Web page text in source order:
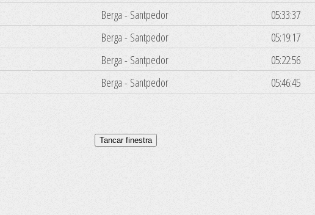
Berga - Santpedor
05:33:37
Berga - Santpedor
05:19:17
Berga - Santpedor
05:22:56
Berga - Santpedor 05:46:45